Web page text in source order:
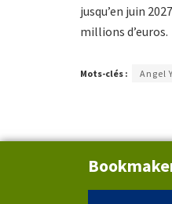
jusqu’en juin
millions d’euros.
Mots-clés : Angel